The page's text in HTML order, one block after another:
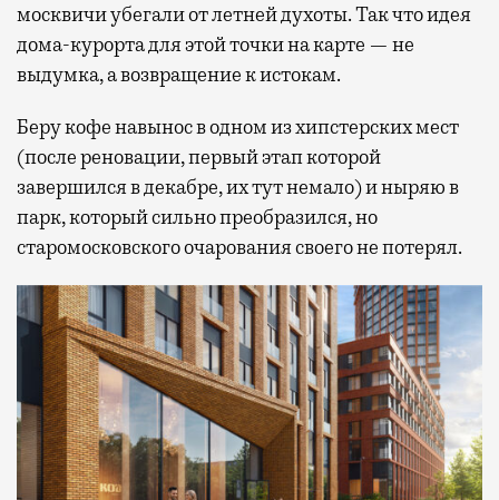
москвичи убегали от летней духоты. Так что идея
дома-курорта для этой точки на карте — не
выдумка, а возвращение к истокам.
Беру кофе навынос в одном из хипстерских мест
(после реновации, первый этап которой
завершился в декабре, их тут немало) и ныряю в
парк, который сильно преобразился, но
старомосковского очарования своего не потерял.